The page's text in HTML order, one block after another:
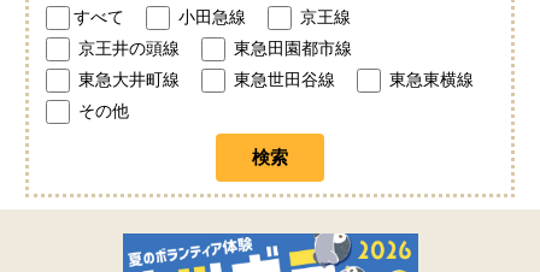
すべて 小田急線
京王線
京王井の頭線
東急田園都市線
東急大井町線
東急世田谷線
東急東横線
その他